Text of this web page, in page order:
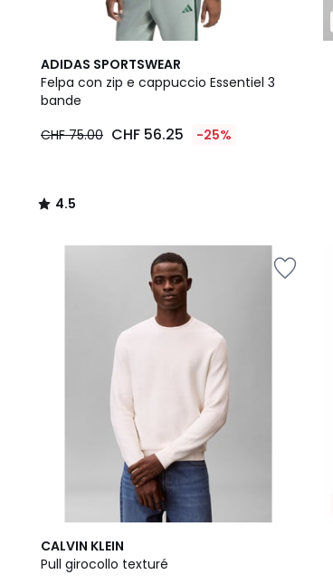
ADIDAS SPORTSWEAR
Felpa con zip e cappuccio Essentiel 3
bande
CHF 75.00 CHF 56.25 -25%
4.5
/ 5
4.5
/
CALVIN KLEIN
Pull girocollo texturé
2
Colori